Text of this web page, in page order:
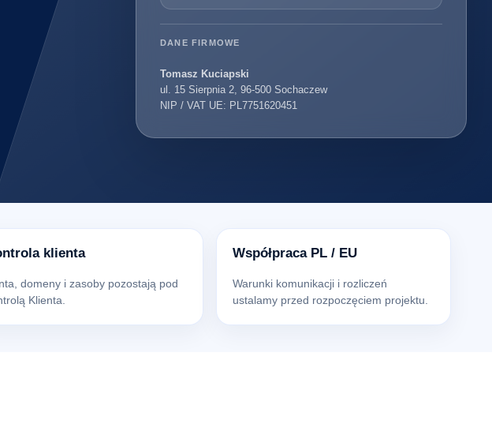
DANE FIRMOWE
Tomasz Kuciapski
ul. 15 Sierpnia 2, 96-500 Sochaczew
NIP / VAT UE: PL7751620451
klienta
domeny i zasoby pozostają pod
Klienta.
Współpraca PL / EU
Warunki komunikacji i rozliczeń
ustalamy przed rozpoczęciem projektu.